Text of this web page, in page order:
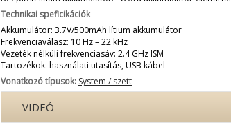
Technikai speficikációk
Akkumulátor: 3.7V/500mAh lítium akkumulátor
Frekvenciaválasz: 10 Hz – 22 kHz
Vezeték nélküli frekvenciasáv: 2.4 GHz ISM
Tartozékok: használati utasítás, USB kábel
Vonatkozó típusok: System / szett
VIDEÓ